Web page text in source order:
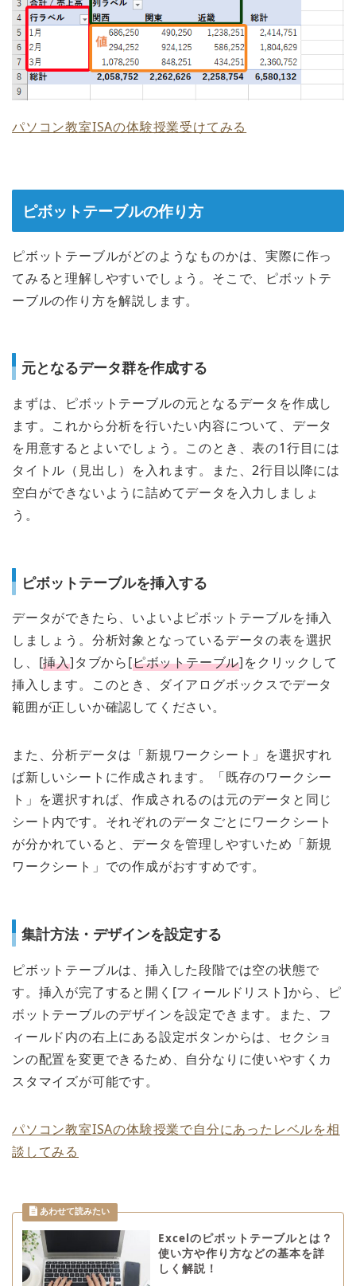
パソコン教室ISAの体験授業受けてみる
ピボットテーブルの作り方
ピボットテーブルがどのようなものかは、実際に作っ
てみると理解しやすいでしょう。そこで、ピボットテ
ーブルの作り方を解説します。
元となるデータ群を作成する
まずは、ピボットテーブルの元となるデータを作成し
ます。これから分析を行いたい内容について、データ
を用意するとよいでしょう。このとき、表の1行目には
タイトル（見出し）を入れます。また、2行目以降には
空白ができないように詰めてデータを入力しましょ
う。
ピボットテーブルを挿入する
データができたら、いよいよピボットテーブルを挿入
しましょう。分析対象となっているデータの表を選択
し、[挿入]タブから[ピボットテーブル]をクリックして
挿入します。このとき、ダイアログボックスでデータ
範囲が正しいか確認してください。
また、分析データは「新規ワークシート」を選択すれ
ば新しいシートに作成されます。「既存のワークシー
ト」を選択すれば、作成されるのは元のデータと同じ
シート内です。それぞれのデータごとにワークシート
が分かれていると、データを管理しやすいため「新規
ワークシート」での作成がおすすめです。
集計方法・デザインを設定する
ピボットテーブルは、挿入した段階では空の状態で
す。挿入が完了すると開く[フィールドリスト]から、ピ
ボットテーブルのデザインを設定できます。また、フ
ィールド内の右上にある設定ボタンからは、セクショ
ンの配置を変更できるため、自分なりに使いやすくカ
スタマイズが可能です。
パソコン教室ISAの体験授業で自分にあったレベルを相
談してみる
Excelのピボットテーブルとは？
使い方や作り方などの基本を詳
しく解説！